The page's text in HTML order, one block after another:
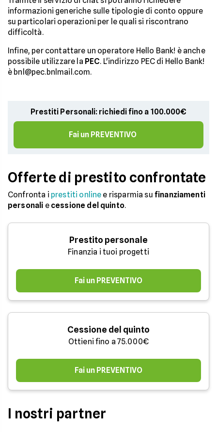
informazioni generiche sulle tipologie di conto oppure
su particolari operazioni per le quali si riscontrano
difficoltà.
Infine, per contattare un operatore Hello Bank! è anche
possibile utilizzare la PEC. L'indirizzo PEC di Hello Bank!
è bnl@pec.bnlmail.com.
Prestiti Personali: richiedi fino a 100.000€
Fai un PREVENTIVO
Offerte di prestito confrontate
Confronta i prestiti online e risparmia su finanziamenti
personali e cessione del quinto.
Prestito personale
Finanzia i tuoi progetti
Fai un PREVENTIVO
Cessione del quinto
Ottieni fino a 75.000€
Fai un PREVENTIVO
I nostri partner